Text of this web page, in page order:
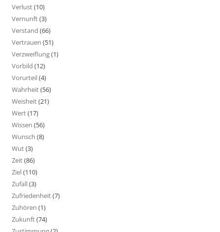
Verlust(10)
Vernunft(3)
Verstand (66)
Vertrauen (51)
Verzweiflung(1)
Vorbild (12)
Vorurteil(4)
Wahrheit(56)
Weisheit(21)
Wert(17)
Wissen (56)
Wunsch (8)
Wut(3)
Zeit(86)
Ziel(110)
Zufall(3)
Zufriedenheit(7)
Zuhören (1)
Zukunft(74)